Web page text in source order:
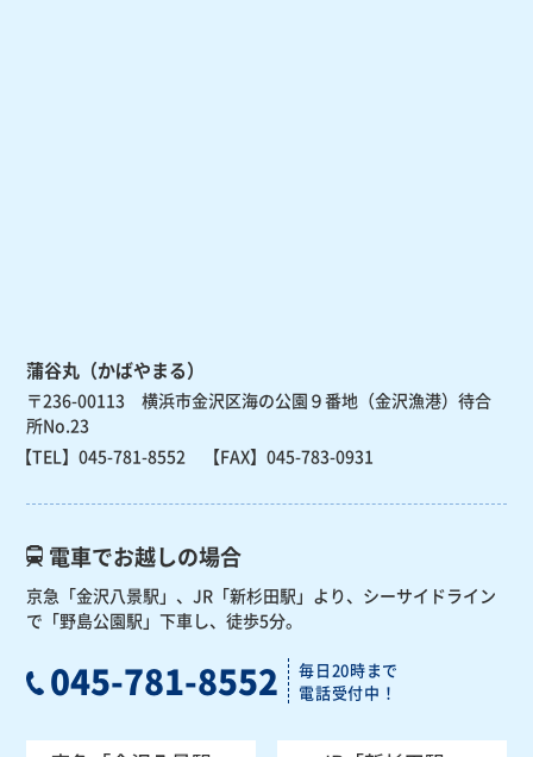
蒲谷丸（かばやまる）
〒236-00113 横浜市金沢区海の公園９番地（金沢漁港）待合
所No.23
【TEL】045-781-8552 【FAX】045-783-0931
電車でお越しの場合
京急「金沢八景駅」、JR「新杉田駅」より、 シーサイドライン
で「野島公園駅」下車し、徒歩5分。
045-781-8552
毎日20時まで
電話受付中！